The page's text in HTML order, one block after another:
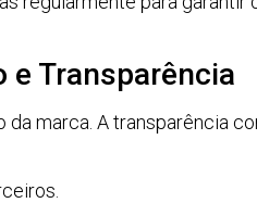
e Transparência
marca. A transparência